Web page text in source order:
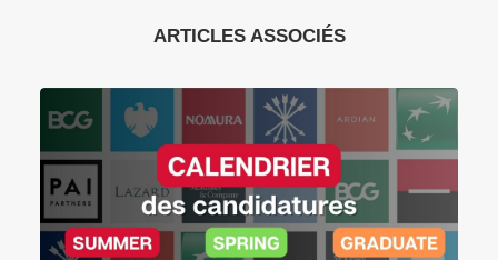
ARTICLES ASSOCIÉS